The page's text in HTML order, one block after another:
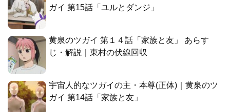
ガイ 第15話「ユルとダンジ」
黄泉のツガイ 第１４話「家族と友」 あらす
じ・解説｜東村の伏線回収
宇宙人的なツガイの主・本尊(正体)｜黄泉のツ
ガイ 第14話「家族と友」